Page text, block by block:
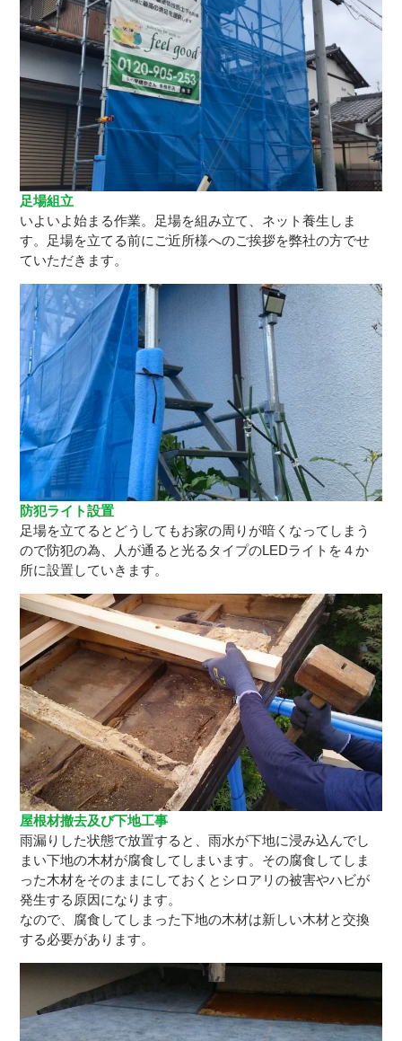
足場組立
いよいよ始まる作業。足場を組み立て、ネット養生しま
す。足場を立てる前にご近所様へのご挨拶を弊社の方でせ
ていただきます。
防犯ライト設置
足場を立てるとどうしてもお家の周りが暗くなってしまう
ので防犯の為、人が通ると光るタイプのLEDライトを４か
所に設置していきます。
屋根材撤去及び下地工事
雨漏りした状態で放置すると、雨水が下地に浸み込んでし
まい下地の木材が腐食してしまいます。その腐食してしま
った木材をそのままにしておくとシロアリの被害やハビが
発生する原因になります。
なので、腐食してしまった下地の木材は新しい木材と交換
する必要があります。